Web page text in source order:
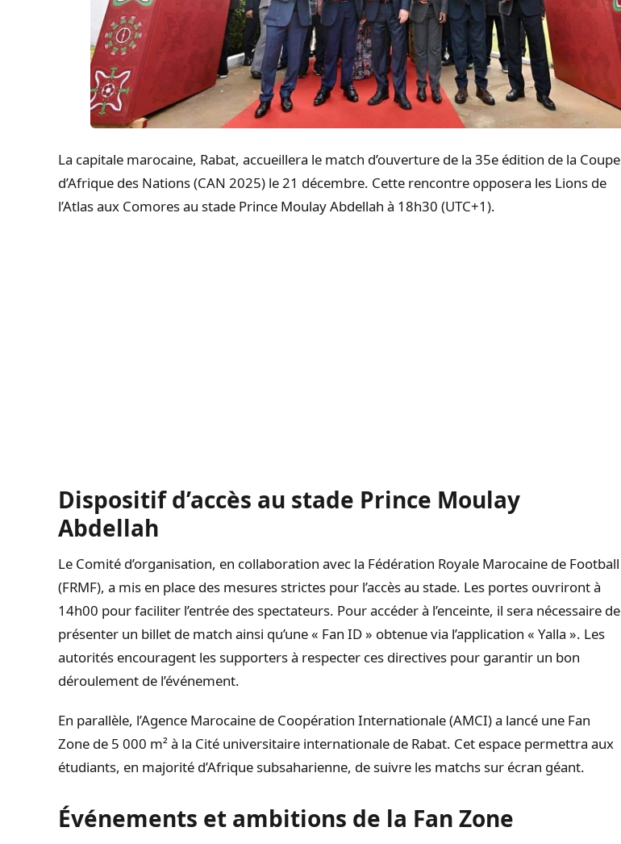
La capitale marocaine, Rabat, accueillera le match d’ouverture de la 35e édition de la Coupe
d’Afrique des Nations (CAN 2025) le 21 décembre. Cette rencontre opposera les Lions de
l’Atlas aux Comores au stade Prince Moulay Abdellah à 18h30 (UTC+1).
Dispositif d’accès au stade Prince Moulay
Abdellah
Le Comité d’organisation, en collaboration avec la Fédération Royale Marocaine de Football
(FRMF), a mis en place des mesures strictes pour l’accès au stade. Les portes ouvriront à
14h00 pour faciliter l’entrée des spectateurs. Pour accéder à l’enceinte, il sera nécessaire de
présenter un billet de match ainsi qu’une « Fan ID » obtenue via l’application « Yalla ». Les
autorités encouragent les supporters à respecter ces directives pour garantir un bon
déroulement de l’événement.
En parallèle, l’Agence Marocaine de Coopération Internationale (AMCI) a lancé une Fan
Zone de 5 000 m² à la Cité universitaire internationale de Rabat. Cet espace permettra aux
étudiants, en majorité d’Afrique subsaharienne, de suivre les matchs sur écran géant.
Événements et ambitions de la Fan Zone